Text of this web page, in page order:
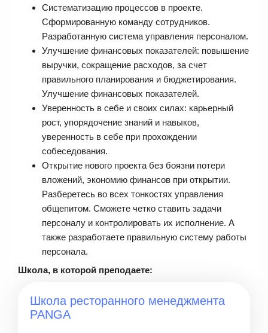
Систематизацию процессов в проекте.
Сформированную команду сотрудников.
Разработанную система управления персоналом.
Улучшение финансовых показателей: повышение
выручки, сокращение расходов, за счет
правильного планирования и бюджетирования.
Улучшение финансовых показателей.
Уверенность в себе и своих силах: карьерный
рост, упорядочение знаний и навыков,
уверенность в себе при прохождении
собеседования.
Открытие нового проекта без боязни потери
вложений, экономию финансов при открытии.
Разберетесь во всех тонкостях управления
общепитом. Сможете четко ставить задачи
персоналу и контролировать их исполнение. А
также разработаете правильную систему работы
персонала.
Школа, в которой преподаете:
Школа ресторанного менеджмента
PANGA